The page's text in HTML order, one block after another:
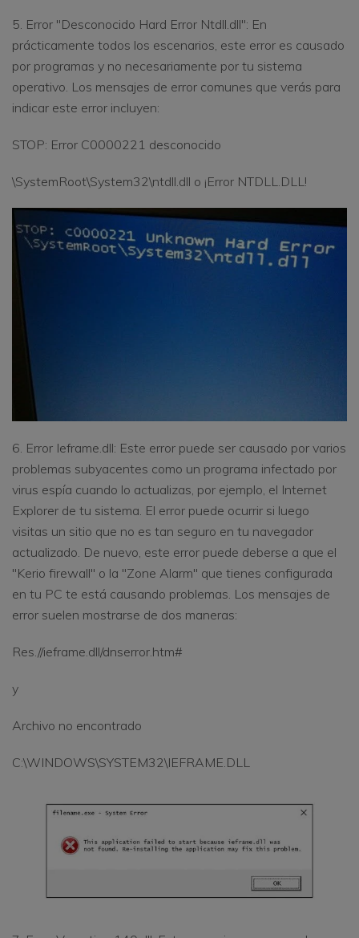
5. Error "Desconocido Hard Error Ntdll.dll": En
prácticamente todos los escenarios, este error es causado
por programas y no necesariamente por tu sistema
operativo. Los mensajes de error comunes que verás para
indicar este error incluyen:
STOP: Error C0000221 desconocido
\SystemRoot\System32\ntdll.dll o ¡Error NTDLL.DLL!
6. Error Ieframe.dll: Este error puede ser causado por varios
problemas subyacentes como un programa infectado por
virus espía cuando lo actualizas, por ejemplo, el Internet
Explorer de tu sistema. El error puede ocurrir si luego
visitas un sitio que no es tan seguro en tu navegador
actualizado. De nuevo, este error puede deberse a que el
"Kerio firewall" o la "Zone Alarm" que tienes configurada
en tu PC te está causando problemas. Los mensajes de
error suelen mostrarse de dos maneras:
Res.//ieframe.dll/dnserror.htm#
y
Archivo no encontrado
C:\WINDOWS\SYSTEM32\IEFRAME.DLL